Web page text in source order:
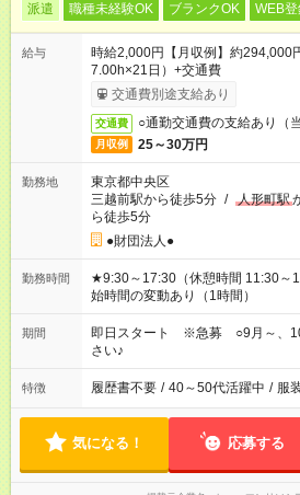
派遣 職種未経験OK ブランクOK WEB
給与
時給2,000円【月収例】約294,000
7.00h×21日）+交通費
交通費別途支給あり
交通費 ○通勤交通費の支給あり（
月収例 25～30万円
勤務地
東京都中央区
三越前駅から徒歩5分 / 人形町駅
ら徒歩5分
●財団法人●
勤務時間
★9:30～17:30（休憩時間 11:30～
始時間の変動あり（1時間）
期間
即日スタート ※急募 ○9月～、
さい♪
特徴 履歴書不要 / 40～50代活躍中 / 服
気になる！ 応募する